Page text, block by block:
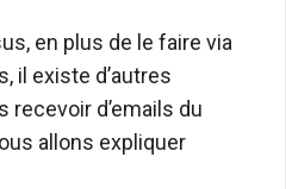
en plus de le faire via
il existe d’autres
recevoir d’emails du
allons expliquer